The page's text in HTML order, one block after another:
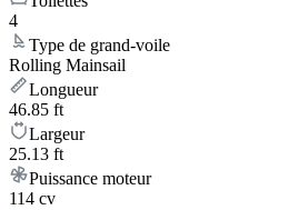
4
Type de grand-voile
Rolling Mainsail
Longueur
46.85 ft
Largeur
25.13 ft
Puissance moteur
114 cv